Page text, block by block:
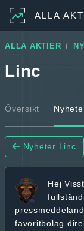
ALLA
ALLA AKTIER
Linc
Översikt
Nyheter Linc
Hej
favoritbolag